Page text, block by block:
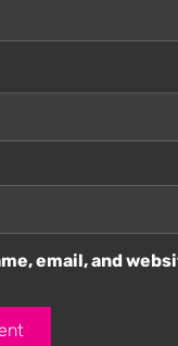
email, and